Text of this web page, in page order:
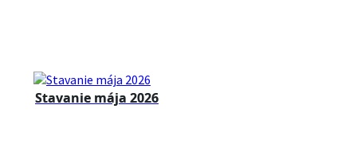
Stavanie mája 2026